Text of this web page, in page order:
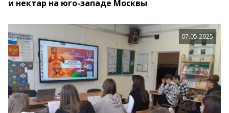
и нектар на юго-западе Москвы
07.05.2025